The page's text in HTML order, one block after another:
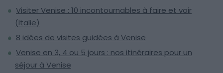
Visiter Venise : 10 incontournables à faire et voir
(Italie)
8 idées de visites guidées à Venise
Venise en 3, 4 ou 5 jours : nos itinéraires pour un
séjour à Venise